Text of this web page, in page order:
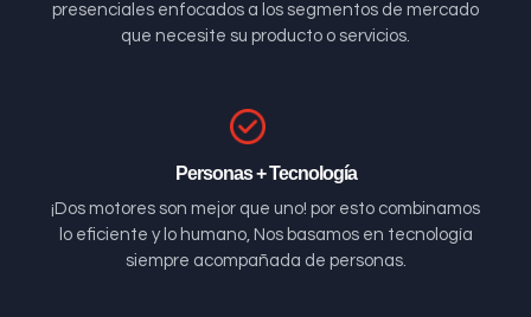
presenciales enfocados a los segmentos de mercado
que necesite su producto o servicios.
Personas + Tecnología
¡Dos motores son mejor que uno! por esto combinamos
lo eficiente y lo humano, Nos basamos en tecnología
siempre acompañada de personas.